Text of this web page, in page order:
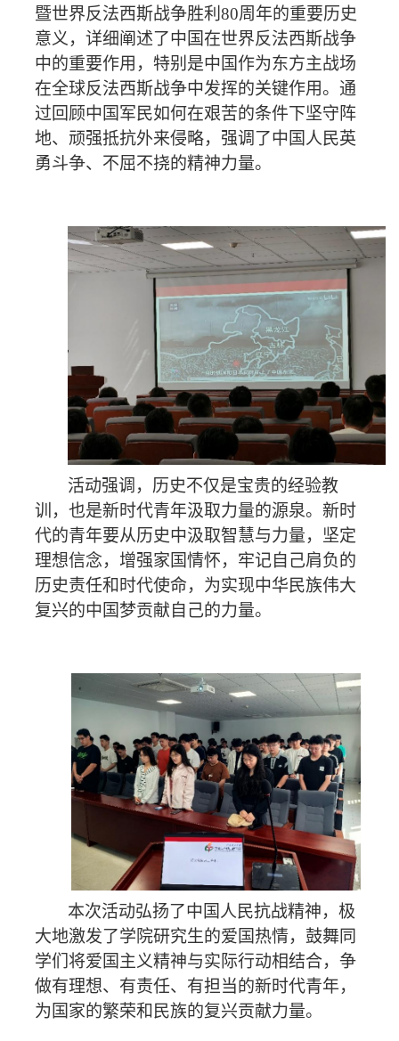
暨世界反法西斯战争胜利 80周年的重要历史
意义，详细阐述了中国在世界反法西斯战争
中的重要作用，特别是中国作为东方主战场
在全球反法西斯战争中发挥的关键作用。通
过回顾中国军民如何在艰苦的条件下坚守阵
地、顽强抵抗外来侵略，强调了中国人民英
勇斗争、不屈不挠的精神力量。
活动强调，历史不仅是宝贵的经验教
训，也是新时代青年汲取力量的源泉。新时
代的青年要从历史中汲取智慧与力量，坚定
理想信念，增强家国情怀，牢记自己肩负的
历史责任和时代使命，为实现中华民族伟大
复兴的中国梦贡献自己的力量。
本次活动弘扬了中国人民抗战精神，极
大地激发了学院研究生的爱国热情，鼓舞同
学们将爱国主义精神与实际行动相结合，争
做有理想、有责任、有担当的新时代青年，
为国家的繁荣和民族的复兴贡献力量。